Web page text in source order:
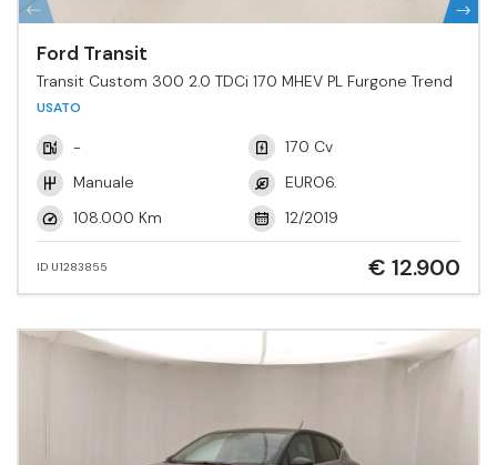
Ford Transit
Transit Custom 300 2.0 TDCi 170 MHEV PL Furgone Trend
USATO
-
170 Cv
Manuale
EURO6.
108.000 Km
12/2019
ID U1283855 € 12.900